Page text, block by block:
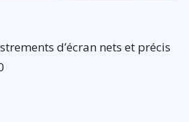
d’écran nets et précis